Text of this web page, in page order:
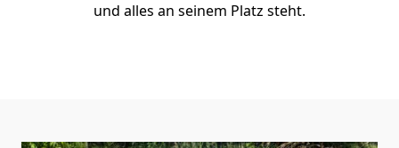
und alles an seinem Platz steht.